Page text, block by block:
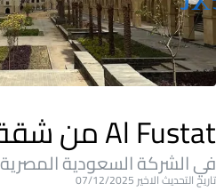
Al Fustat من شقة
في الشركة السعودية المصرية
تاريخ التحديث الاخير 07/12/2025